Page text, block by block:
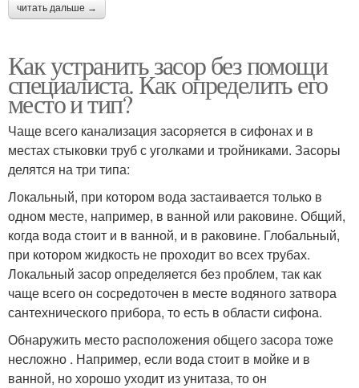
читать дальше →
Как устранить засор без помощи
специалиста. Как определить его
место и тип?
Чаще всего канализация засоряется в сифонах и в
местах стыковки труб с уголками и тройниками. Засоры
делятся на три типа:
Локальный, при котором вода застаивается только в
одном месте, например, в ванной или раковине. Общий,
когда вода стоит и в ванной, и в раковине. Глобальный,
при котором жидкость не проходит во всех трубах.
Локальный засор определяется без проблем, так как
чаще всего он сосредоточен в месте водяного затвора
сантехнического прибора, то есть в области сифона.
Обнаружить место расположения общего засора тоже
несложно . Например, если вода стоит в мойке и в
ванной, но хорошо уходит из унитаза, то он